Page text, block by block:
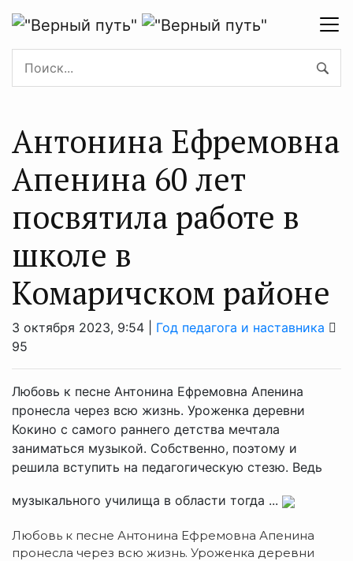
Антонина Ефремовна
Апенина 60 лет
посвятила работе в
школе в
Комаричском районе
3 октября 2023, 9:54 | Год педагога и наставника
95
Любовь к песне Антонина Ефремовна Апенина
пронесла через всю жизнь. Уроженка деревни
Кокино с самого раннего детства мечтала
заниматься музыкой. Собственно, поэтому и
решила вступить на педагогическую стезю. Ведь
музыкального училища в области тогда ...
Любовь к песне Антонина Ефремовна Апенина
пронесла через всю жизнь. Уроженка деревни